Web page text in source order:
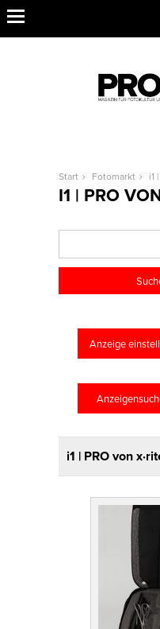
Start Fotomarkt i1
I1 | PRO
Anzeige
i1 | PRO von